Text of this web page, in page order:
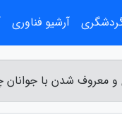
و معروف شدن با
آرشیو فناوری